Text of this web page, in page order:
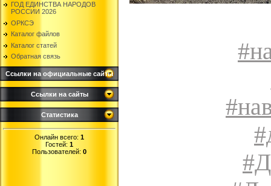
ГОД ЕДИНСТВА НАРОДОВ
РОССИИ 2026
ОРКСЭ
Каталог файлов
Каталог статей
Обратная связь
Ссылки на официальные сайты
Ссылки на сайты
Статистика
Онлайн всего: 1
Гостей: 1
Пользователей: 0